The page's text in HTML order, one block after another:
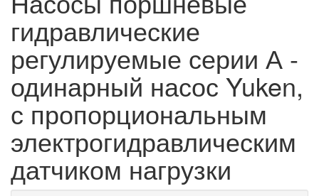
гидравлические
регулируемые серии А -
одинарный насос Yuken,
с пропорциональным
электрогидравлическим
датчиком нагрузки